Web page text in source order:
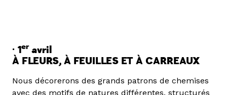
· 1eravril
À FLEURS, À FEUILLES ET À CARREAUX
Nous décorerons des grands patrons de chemises
avec des motifs de natures différentes, structurés